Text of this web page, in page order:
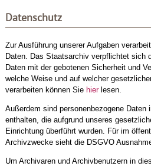
Datenschutz
Zur Ausführung unserer Aufgaben
Daten. Das Staatsarchiv verpflichtet sich
Daten mit der gebotenen Sicherheit und
welche Weise und auf welcher
verarbeiten können Sie hierlesen.
Außerdem sind personenbezogene Daten
enthalten, die aufgrund unseres
Einrichtung überführt wurden. Für im
Archivzwecke sieht die DSGVO
Um Archivaren und Archivbenutzern in